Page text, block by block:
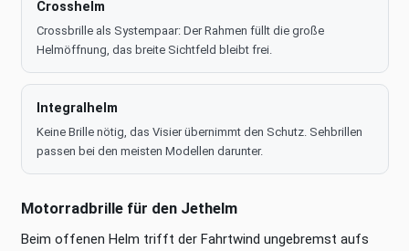
Crosshelm
Crossbrille als Systempaar: Der Rahmen füllt die große
Helmöffnung, das breite Sichtfeld bleibt frei.
Integralhelm
Keine Brille nötig, das Visier übernimmt den Schutz. Sehbrillen
passen bei den meisten Modellen darunter.
Motorradbrille für den Jethelm
Beim offenen Helm trifft der Fahrtwind ungebremst aufs